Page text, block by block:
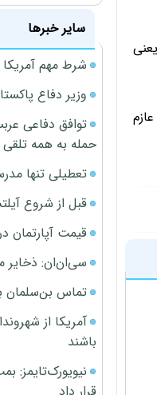
مجالس ایران، روسیه، چین، افغانستان و ترکیه نیز در ماه مه ۲۰۲۱ یعنی
سایر خبرها
شرط مهم آمریکا
وزیر دفاع
توافق دفاعی
حمله به همه
تعطیلی تنها
قبل از شروع
قیمت آپارتمان در منطقه 22
سی‌ان‌ان: ذخایر
تماس بن‌سلمان
آمریکا از
باشند